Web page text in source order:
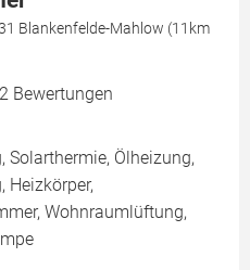
Blankenfelde-Mahlow (11km
Bewertungen
Solarthermie, Ölheizung,
Heizkörper,
Wohnraumlüftung,